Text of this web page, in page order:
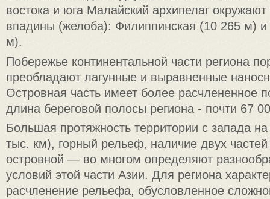
востока и юга Малайский архипелаг
впадины (желоба): Филиппинская (10 265 м) и
м).
Побережье континентальной части региона
преобладают лагунные и выравненные
Островная часть имеет более расчлененное
длина береговой полосы региона - почти 67
Большая протяжность территории с запада
тыс. км), горный рельеф, наличие двух
островной — во многом определяют
условий этой части Азии. Для региона
расчленение рельефа, обусловленное